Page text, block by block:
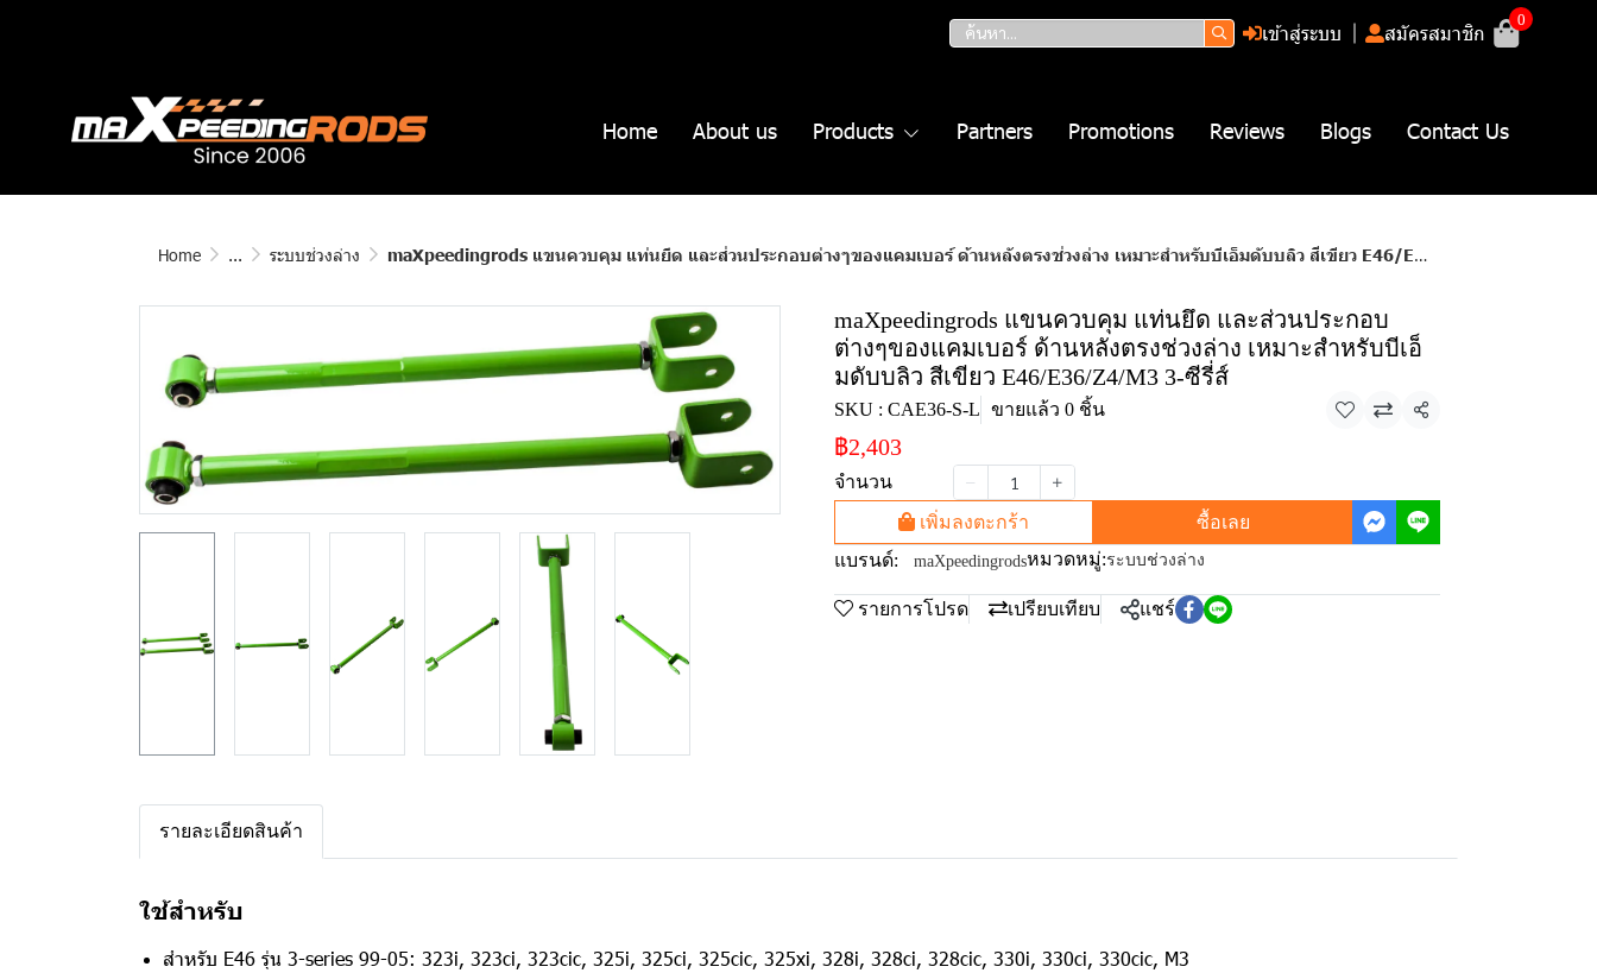
เข้าสู่ระบบ สมัครสมาชิก
0
Home About us Products Partners Promotions Reviews Blogs Contact Us
Home ... ระบบช่วงล่าง maXpeedingrods แขนควบคุม แท่นยึด และส่วนประกอบต่างๆของแคมเบอร์ ด้านหลังตรงช่วงล่าง เหมาะสำหรับบีเอ็มดับบลิว สีเขียว E46/E36/Z4/M3 3-ซีรี่ส์
maXpeedingrods แขนควบคุม แท่นยึด และส่วนประกอบ
ต่างๆของแคมเบอร์ ด้านหลังตรงช่วงล่าง เหมาะสำหรับบีเอ็
มดับบลิว สีเขียว E46/E36/Z4/M3 3-ซีรี่ส์
SKU : CAE36-S-L ขายแล้ว 0 ชิ้น แชร์
฿2,403
จำนวน
เพิ่มลงตะกร้า
ซื้อเลย
แบรนด์:
maXpeedingrodsหมวดหมู่:ระบบช่วงล่าง
รายการโปรด เปรียบเทียบ แชร์
รายละเอียดสินค้า
ใช้สำหรับ
สำหรับ E46 รุ่น 3-series 99-05: 323i, 323ci, 323cic, 325i, 325ci, 325cic, 325xi, 328i, 328ci, 328cic, 330i, 330ci, 330cic, M3